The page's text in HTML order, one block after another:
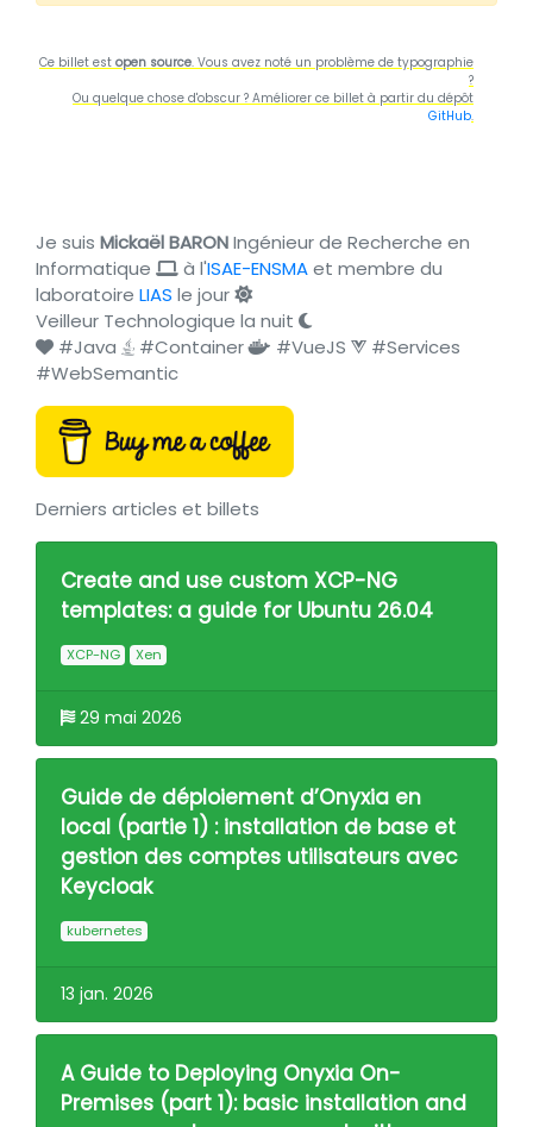
Ce billet est open source. Vous avez noté un problème de typographie
?
Ou quelque chose d'obscur ? Améliorer ce billet à partir du dépôt
GitHub.
Je suis Mickaël BARONIngénieur de Recherche en
Informatique
à l'ISAE-ENSMAet membre du
laboratoire LIAS le jour
Veilleur Technologique la nuit
#Java
#Container #VueJS
#Services
#WebSemantic
Derniers articles et billets
Create and use custom XCP-NG
templates: a guide for Ubuntu 26.04
XCP-NG Xen
29 mai 2026
Guide de déploiement d’Onyxia en
local (partie 1) : installation de base et
gestion des comptes utilisateurs avec
Keycloak
kubernetes
13 jan. 2026
A Guide to Deploying Onyxia On-
Premises (part 1): basic installation and